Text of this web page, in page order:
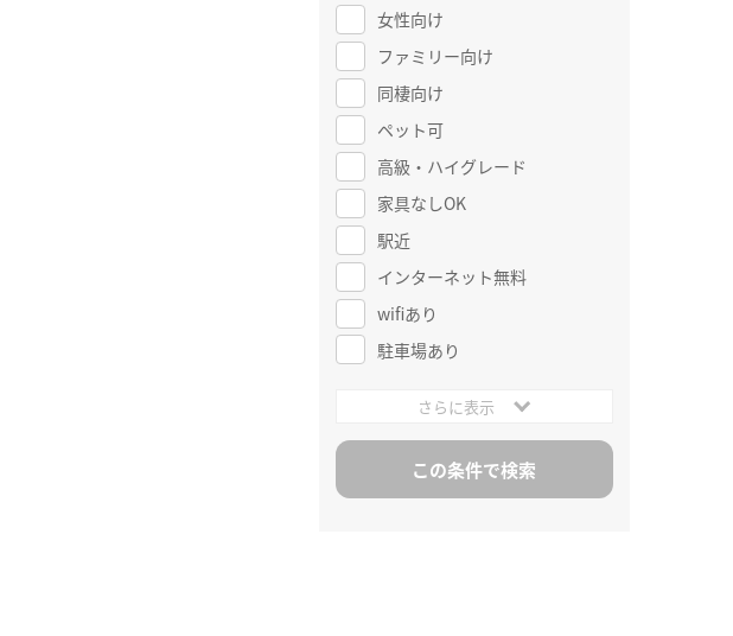
女性向け
ファミリー向け
同棲向け
ペット可
高級・ハイグレード
家具なしOK
駅近
インターネット無料
wifiあり
駐車場あり
さらに表示